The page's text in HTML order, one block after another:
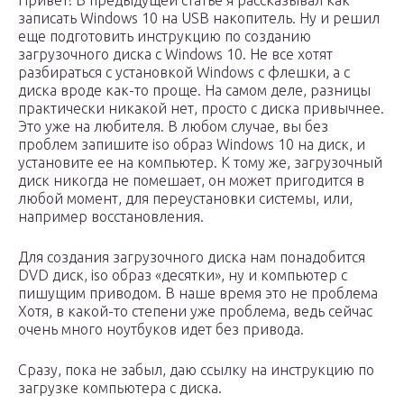
записать Windows 10 на USB накопитель. Ну и решил
еще подготовить инструкцию по созданию
загрузочного диска с Windows 10. Не все хотят
разбираться с установкой Windows с флешки, а с
диска вроде как-то проще. На самом деле, разницы
практически никакой нет, просто с диска привычнее.
Это уже на любителя. В любом случае, вы без
проблем запишите iso образ Windows 10 на диск, и
установите ее на компьютер. К тому же, загрузочный
диск никогда не помешает, он может пригодится в
любой момент, для переустановки системы, или,
например восстановления.
Для создания загрузочного диска нам понадобится
DVD диск, iso образ «десятки», ну и компьютер с
пишущим приводом. В наше время это не проблема
Хотя, в какой-то степени уже проблема, ведь сейчас
очень много ноутбуков идет без привода.
Сразу, пока не забыл, даю ссылку на инструкцию по
загрузке компьютера с диска.